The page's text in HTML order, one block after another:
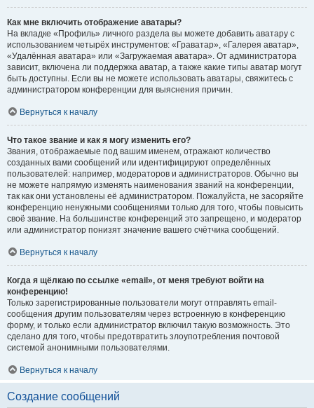
Как мне включить отображение аватары?
На вкладке «Профиль» личного раздела вы можете добавить аватару с
использованием четырёх инструментов: «Граватар», «Галерея аватар»,
«Удалённая аватара» или «Загружаемая аватара». От администратора
зависит, включена ли поддержка аватар, а также какие типы аватар могут
быть доступны. Если вы не можете использовать аватары, свяжитесь с
администратором конференции для выяснения причин.
Вернуться к началу
Что такое звание и как я могу изменить его?
Звания, отображаемые под вашим именем, отражают количество
созданных вами сообщений или идентифицируют определённых
пользователей: например, модераторов и администраторов. Обычно вы
не можете напрямую изменять наименования званий на конференции,
так как они установлены её администратором. Пожалуйста, не засоряйте
конференцию ненужными сообщениями только для того, чтобы повысить
своё звание. На большинстве конференций это запрещено, и модератор
или администратор понизят значение вашего счётчика сообщений.
Вернуться к началу
Когда я щёлкаю по ссылке «email», от меня требуют войти на
конференцию!
Только зарегистрированные пользователи могут отправлять email-
сообщения другим пользователям через встроенную в конференцию
форму, и только если администратор включил такую возможность. Это
сделано для того, чтобы предотвратить злоупотребления почтовой
системой анонимными пользователями.
Вернуться к началу
Создание сообщений